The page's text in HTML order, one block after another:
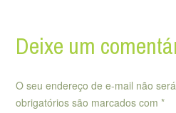
Deixe um
O seu endereço de e-mail não
obrigatórios são marcados com *